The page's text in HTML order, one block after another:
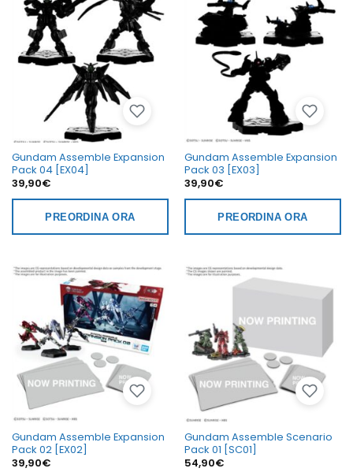
Gundam Assemble Expansion
Pack 04 [EX04]
39,90€
PREORDINA ORA
Gundam Assemble Expansion
Pack 03 [EX03]
39,90€
PREORDINA ORA
Gundam Assemble Expansion
Pack 02 [EX02]
39,90€
Gundam Assemble Scenario
Pack 01 [SC01]
54,90€